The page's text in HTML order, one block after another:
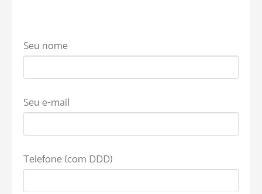
Seu nome
Seu e-mail
Telefone (com DDD)